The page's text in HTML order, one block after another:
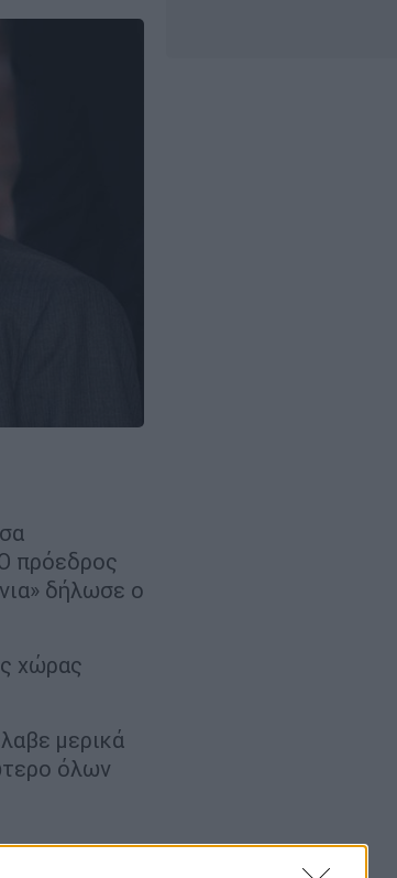
πρόεδρος
δήλωσε ο
χώρας
μερικά
όλων